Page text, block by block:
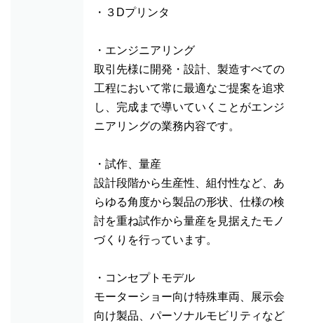
・３Dプリンタ
・エンジニアリング
取引先様に開発・設計、製造すべての
工程において常に最適なご提案を追求
し、完成まで導いていくことがエンジ
ニアリングの業務内容です。
・試作、量産
設計段階から生産性、組付性など、あ
らゆる角度から製品の形状、仕様の検
討を重ね試作から量産を見据えたモノ
づくりを行っています。
・コンセプトモデル
モーターショー向け特殊車両、展示会
向け製品、パーソナルモビリティなど